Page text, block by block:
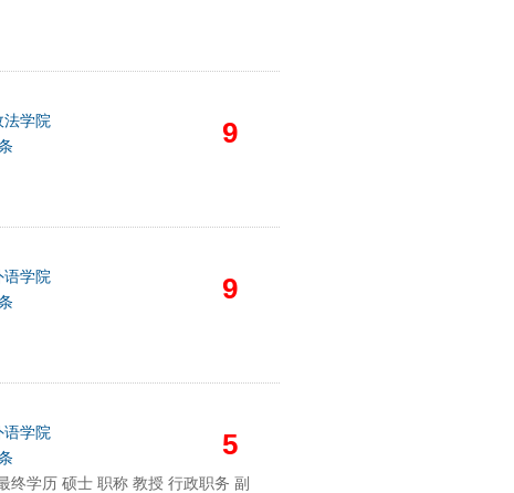
法学院 9
语学院 9
语学院 5
终学历 硕士 职称 教授 行政职务 副